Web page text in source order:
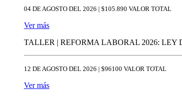
04 DE AGOSTO DEL 2026 | $105.890 VALOR TOTAL
Ver más
TALLER | REFORMA LABORAL 2026: LEY
12 DE AGOSTO DEL 2026 | $96100 VALOR TOTAL
Ver más